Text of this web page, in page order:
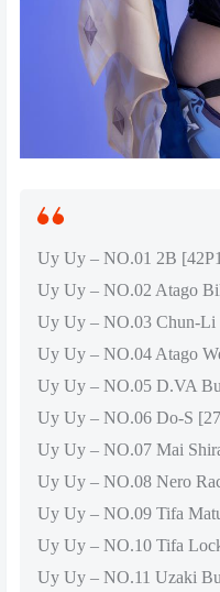
Uy Uy – NO.01 2B
Uy Uy – NO.02 Atago
Uy Uy – NO.03 Chun-Li
Uy Uy – NO.04 Atago
Uy Uy – NO.05 D.VA
Uy Uy – NO.06 Do-S
Uy Uy – NO.07 Mai
Uy Uy – NO.08 Nero
Uy Uy – NO.09 Tifa
Uy Uy – NO.10 Tifa
Uy Uy – NO.11 Uzaki